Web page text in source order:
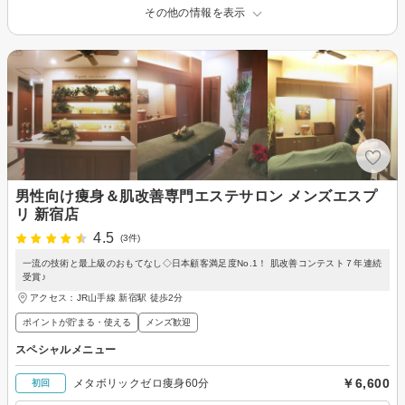
その他の情報を表示
男性向け痩身＆肌改善専門エステサロン メンズエスプ
リ 新宿店
4.5
(3件)
一流の技術と最上級のおもてなし◇日本顧客満足度No.1！ 肌改善コンテスト７年連続
受賞♪
アクセス：JR山手線 新宿駅 徒歩2分
ポイントが貯まる・使える メンズ歓迎
スペシャルメニュー
初回 メタボリックゼロ痩身60分 ￥6,600